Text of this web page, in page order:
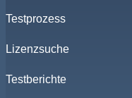
Testprozess
Lizenzsuche
Testberichte